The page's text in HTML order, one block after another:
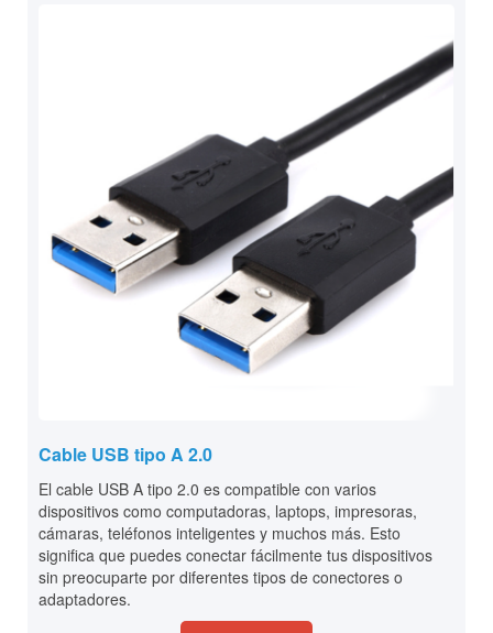
Cable USB tipo A 2.0
El cable USB A tipo 2.0 es compatible con varios
dispositivos como computadoras, laptops, impresoras,
cámaras, teléfonos inteligentes y muchos más. Esto
significa que puedes conectar fácilmente tus dispositivos
sin preocuparte por diferentes tipos de conectores o
adaptadores.